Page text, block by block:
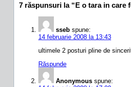
7 răspunsuri la “E o tara in care
sseb spune:
14 februarie 2008 la 13:43
ultimele 2 posturi pline de
Răspunde
Anonymous spune: